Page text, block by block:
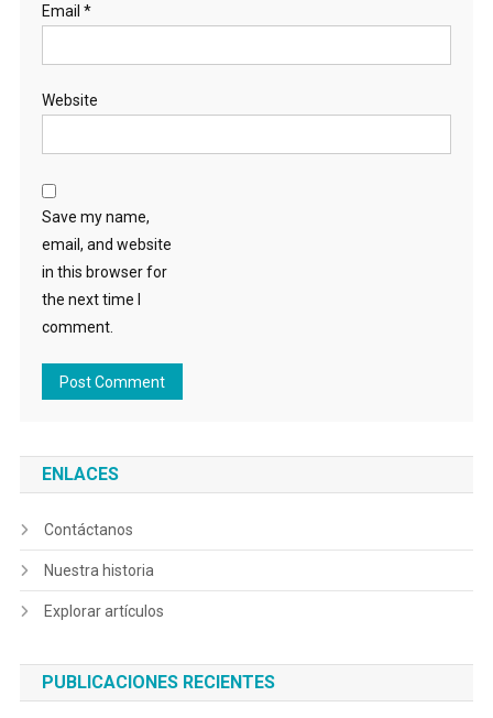
Email *
Website
Save my name,
email, and website
in this browser for
the next time I
comment.
ENLACES
Contáctanos
Nuestra historia
Explorar artículos
PUBLICACIONES RECIENTES